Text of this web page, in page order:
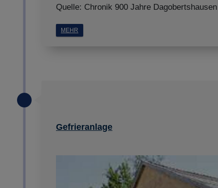
Quelle: Chronik 900 Jahre Dagobertshausen
MEHR
Gefrieranlage